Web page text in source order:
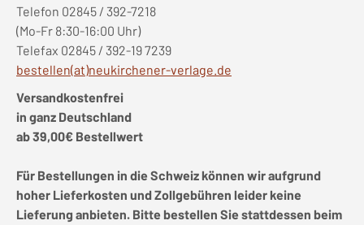
Telefon 02845 / 392-7218
(Mo-Fr 8:30-16:00 Uhr)
Telefax 02845 / 392-19 7239
bestellen(at)neukirchener-verlage.de
Versandkostenfrei
in ganz Deutschland
ab 39,00€ Bestellwert
Für Bestellungen in die Schweiz können wir aufgrund
hoher Lieferkosten und Zollgebühren leider keine
Lieferung anbieten. Bitte bestellen Sie stattdessen beim